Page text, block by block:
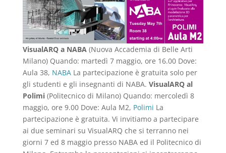
VisualARQ a NABA (Nuova Accademia di Belle Arti
Milano) Quando: martedì 7 maggio, ore 16.00 Dove:
Aula 38, NABALa partecipazione è gratuita solo per
gli studenti e gli insegnanti di NABA. VisualARQ al
Polimi(Politecnico di Milano) Quando: mercoledì 8
maggio, ore 9.00 Dove: Aula M2, Polimi La
partecipazione è gratuita. Vi invitiamo a partecipare
ai due seminari su VisualARQ che si terranno nei
giorni 7 ed 8 maggio presso NABA ed il Politecnico di